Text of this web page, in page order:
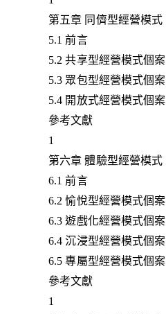
第五章 同儕型經營模式
5.1 前言
5.2 共享型經營模式個案
5.3 眾包型經營模式個案
5.4 開放式經營模式個案
參考文獻
1
第六章 體驗型經營模式
6.1 前言
6.2 愉悅型經營模式個案
6.3 遊戲化經營模式個案
6.4 沉浸型經營模式個案
6.5 專屬型經營模式個案
參考文獻
1